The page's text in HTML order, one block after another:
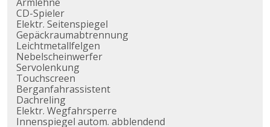
CD-Spieler
Elektr. Seitenspiegel
Gepäckraumabtrennung
Leichtmetallfelgen
Nebelscheinwerfer
Servolenkung
Touchscreen
Berganfahrassistent
Dachreling
Elektr. Wegfahrsperre
Innenspiegel autom. abblendend